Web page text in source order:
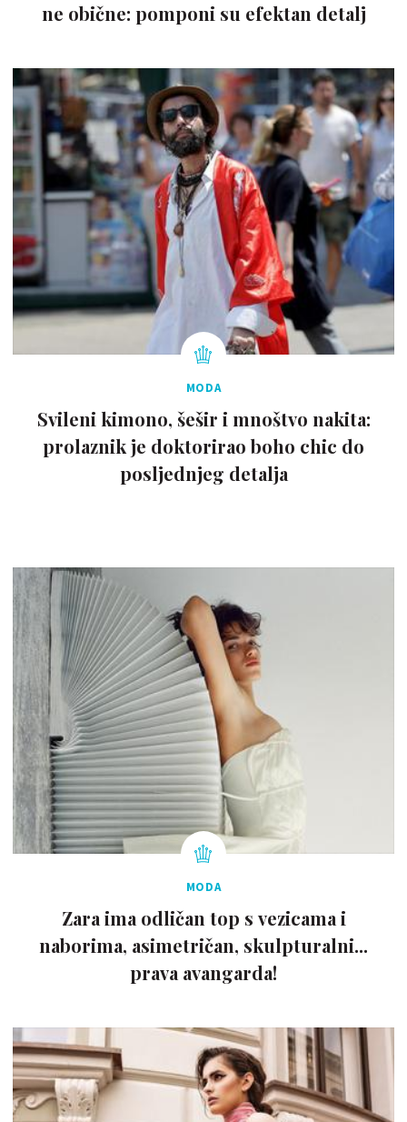
ne obične: pomponi su efektan detalj
MODA
Svileni kimono, šešir i mnoštvo nakita:
prolaznik je doktorirao boho chic do
posljednjeg detalja
MODA
Zara ima odličan top s vezicama i
naborima, asimetričan, skulpturalni...
prava avangarda!